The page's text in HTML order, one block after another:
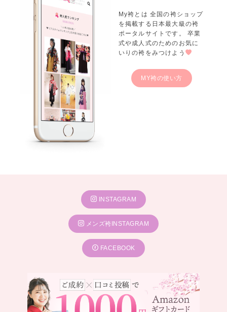
My袴とは 全国の袴ショップ
を掲載する日本最大級の袴
ポータルサイトです。 卒業
式や成人式のためのお気に
いりの袴をみつけよう
MY袴の使い方
INSTAGRAM
メンズ袴INSTAGRAM
FACEBOOK